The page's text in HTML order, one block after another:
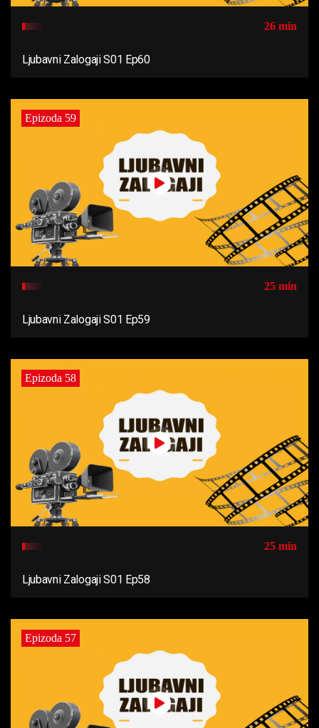
26 min
Ljubavni Zalogaji S01 Ep60
Epizoda 59
25 min
Ljubavni Zalogaji S01 Ep59
Epizoda 58
25 min
Ljubavni Zalogaji S01 Ep58
Epizoda 57